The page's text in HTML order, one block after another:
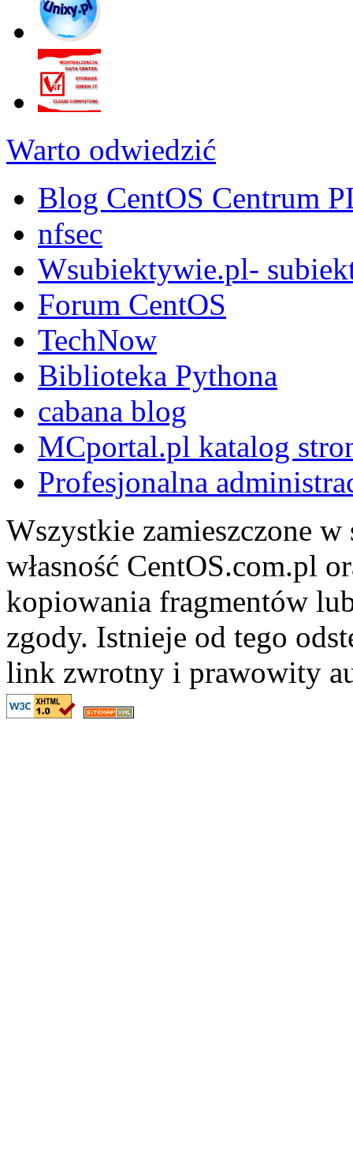
Warto odwiedzić
Blog CentOS Centrum
nfsec
Wsubiektywie.pl-
Forum CentOS
TechNow
Biblioteka Pythona
cabana blog
MCportal.pl katalog
Profesjonalna
Wszystkie zamieszczone
własność CentOS.com.pl
kopiowania fragmentów
zgody. Istnieje od tego
link zwrotny i prawowity